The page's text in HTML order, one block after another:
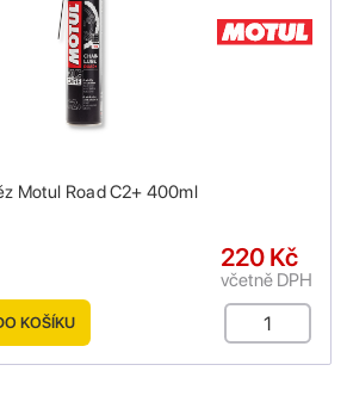
Motul Road C2+ 400ml
220 Kč
včetně DPH
KOŠÍKU